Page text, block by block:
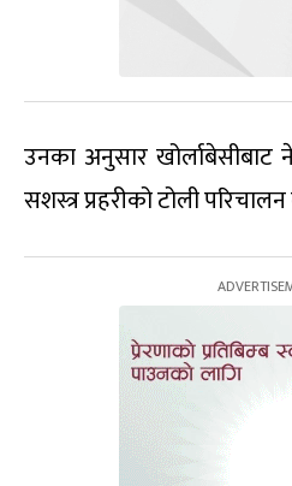
उनका अनुसार
सशस्त्र प्रहरीको टोली